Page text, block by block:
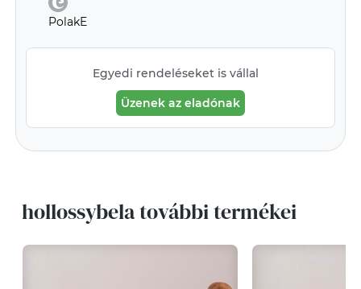
PolakE
Egyedi rendeléseket is vállal
Üzenek az eladónak
hollossybela további termékei